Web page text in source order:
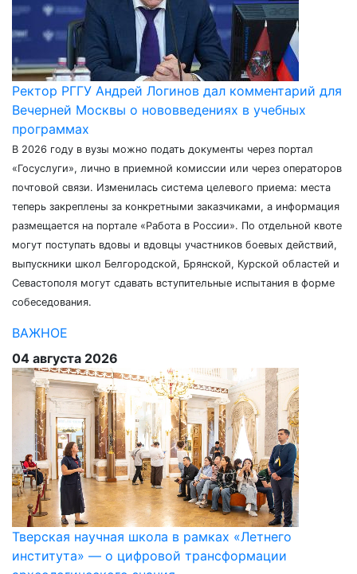
Ректор РГГУ Андрей Логинов дал комментарий для
Вечерней Москвы о нововведениях в учебных
программах
В 2026 году в вузы можно подать документы через портал
«Госуслуги», лично в приемной комиссии или через операторов
почтовой связи. Изменилась система целевого приема: места
теперь закреплены за конкретными заказчиками, а информация
размещается на портале «Работа в России». По отдельной квоте
могут поступать вдовы и вдовцы участников боевых действий,
выпускники школ Белгородской, Брянской, Курской областей и
Севастополя могут сдавать вступительные испытания в форме
собеседования.
ВАЖНОЕ
04 августа 2026
Тверская научная школа в рамках «Летнего
института» — о цифровой трансформации